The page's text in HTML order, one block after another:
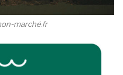
marché.fr